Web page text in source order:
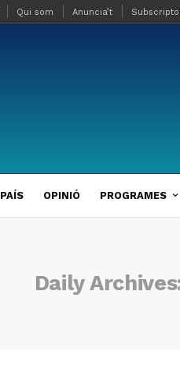
Qui som Anuncia’t
PAÍS OPINIÓ PROGRAMES
Daily